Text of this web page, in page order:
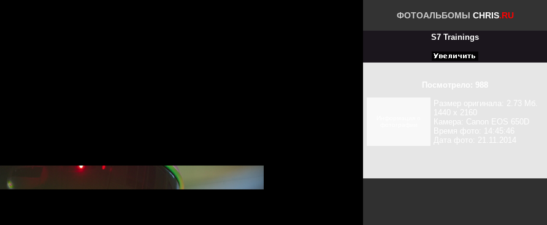
ФОТОАЛЬБОМЫ CHRIS.RU
S7 Trainings
Посмотрело: 988
Размер оригинала: 2.73 Мб.
1440 x 2160
Камера: Canon EOS 650D
Время фото: 14:45:46
Дата фото: 21.11.2014